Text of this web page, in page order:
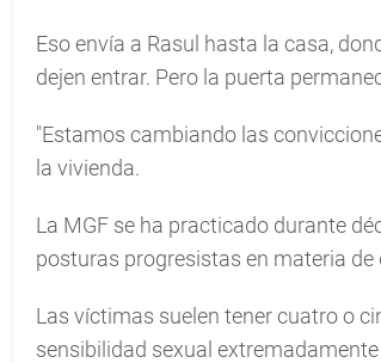
Eso envía a Rasul hasta la casa,
dejen entrar. Pero la puerta
"Estamos cambiando las
la vivienda.
La MGF se ha practicado durante
posturas progresistas en materia de
Las víctimas suelen tener cuatro o
sensibilidad sexual